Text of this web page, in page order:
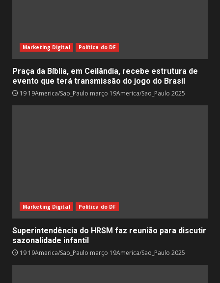
Marketing Digital Política do DF
Praça da Bíblia, em Ceilândia, recebe estrutura de
evento que terá transmissão do jogo do Brasil
19 19America/Sao_Paulo março 19America/Sao_Paulo 2025
Marketing Digital Política do DF
Superintendência do HRSM faz reunião para discutir
sazonalidade infantil
19 19America/Sao_Paulo março 19America/Sao_Paulo 2025